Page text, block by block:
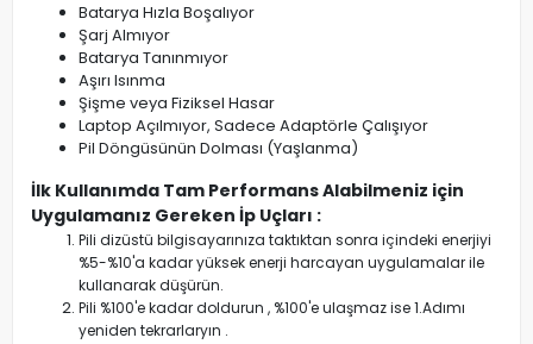
Batarya Hızla Boşalıyor
Şarj Almıyor
Batarya Tanınmıyor
Aşırı Isınma
Şişme veya Fiziksel Hasar
Laptop Açılmıyor, Sadece Adaptörle Çalışıyor
Pil Döngüsünün Dolması (Yaşlanma)
İlk Kullanımda Tam Performans Alabilmeniz için
Uygulamanız Gereken İp Uçları :
Pili dizüstü bilgisayarınıza taktıktan sonra içindeki enerjiyi
%5-%10'a kadar yüksek enerji harcayan uygulamalar ile
kullanarak düşürün.
Pili %100'e kadar doldurun , %100'e ulaşmaz ise 1.Adımı
yeniden tekrarlaryın .